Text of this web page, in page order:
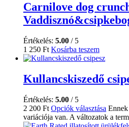
Carnilove dog
Értékelés: 5.00 / 5
1 250 Ft Kosárba teszem
Kullancskiszedő
Értékelés: 5.00 / 5
2 200 Ft Opciók választása
variációja van. A változatok a